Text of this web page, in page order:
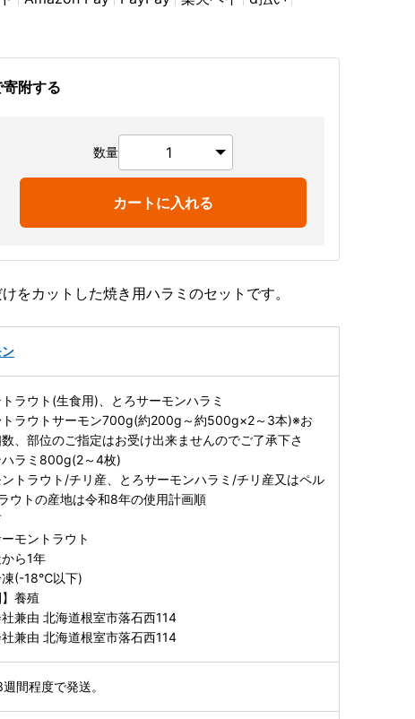
附する
数量
カートに入れる
をカットした焼き用ハラミのセットです。
トラウト(生食用)、とろサーモンハラミ
トラウトサーモン700g(約200g～約500g×2～3本)※お
、部位のご指定はお受け出来ませんのでご了承下さ
ハラミ800g(2～4枚)
ントラウト/チリ産、とろサーモンハラミ/チリ産又はペル
ウトの産地は令和8年の使用計画順
モントラウト
から1年
凍(-18℃以下)
】養殖
社兼由 北海道根室市落石西114
社兼由 北海道根室市落石西114
間程度で発送。